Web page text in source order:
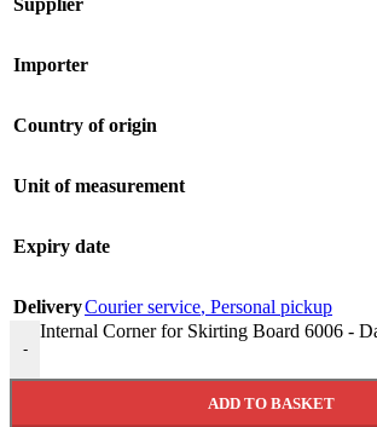
Importer
Country of origin
Unit of measurement
Expiry date
DeliveryCourier service, Personal pickup
-
Internal Corner for Skirting Board 6006 -
ADD TO BASKET